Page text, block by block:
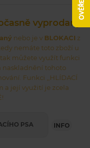
vyprodaný
nebo je v BLOKACI z
nemáte toto zboží u
můžete využít funkci
naskladnění tohoto
Funkci ,,HLÍDACÍ
a její využití je zcela
PSA INFO